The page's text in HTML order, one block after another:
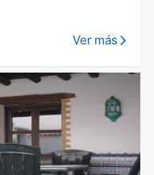
Ver más